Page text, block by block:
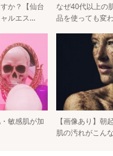
か？【仙台
ルエス…
なぜ40代以上の
品を使っても変
敏感肌が加
【画像あり】朝
肌の汚れがこん